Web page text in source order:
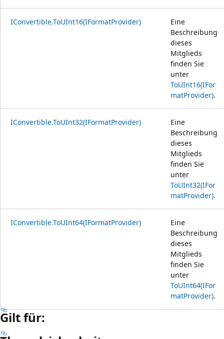
IConvertible.ToUInt16(IFormatProvider)
Eine
Beschreibung
dieses
Mitglieds
finden Sie
unter
ToUInt16(IFor
matProvider).
IConvertible.ToUInt32(IFormatProvider)
Eine
Beschreibung
dieses
Mitglieds
finden Sie
unter
ToUInt32(IFor
matProvider).
IConvertible.ToUInt64(IFormatProvider)
Eine
Beschreibung
dieses
Mitglieds
finden Sie
unter
ToUInt64(IFor
matProvider).
Gilt für: